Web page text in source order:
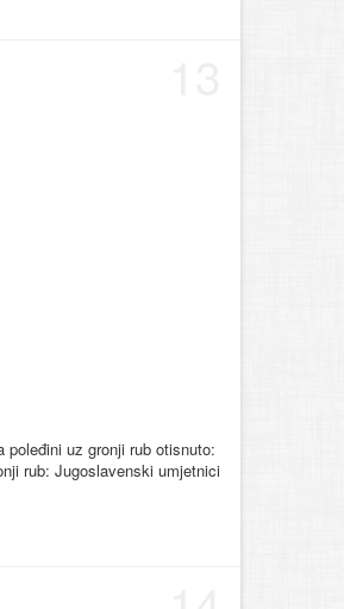
uz gronji rub otisnuto:
rub: Jugoslavenski umjetnici